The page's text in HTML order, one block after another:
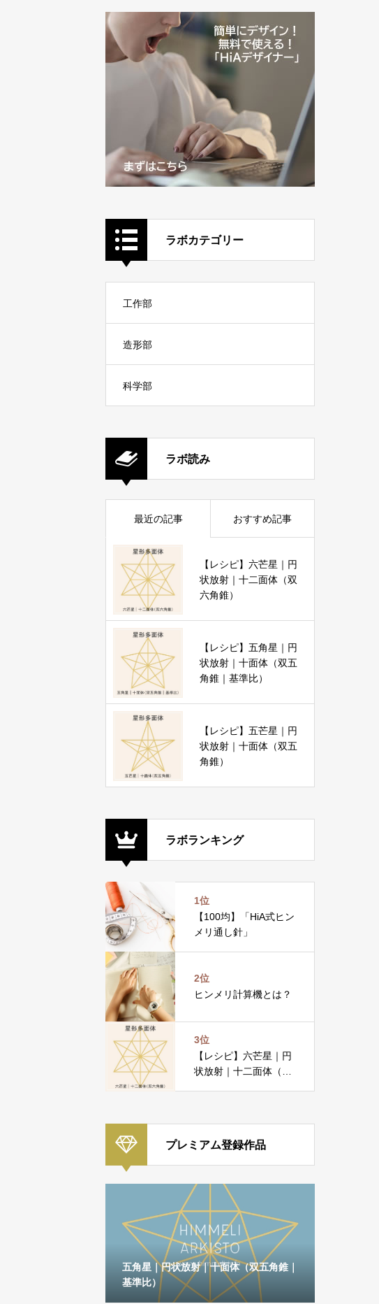
ラボカテゴリー
工作部
造形部
科学部
ラボ読み
最近の記事 おすすめ記事
【レシピ】六芒星｜円
状放射｜十二面体（双
六角錐）
【レシピ】五角星｜円
状放射｜十面体（双五
角錐｜基準比）
【レシピ】五芒星｜円
状放射｜十面体（双五
角錐）
ラボランキング
1位
【100均】「HiA式ヒン
メリ通し針」
2位
ヒンメリ計算機とは？
3位
【レシピ】六芒星｜円
状放射｜十二面体（双
プレミアム登録作品
五角星｜円状放射｜十面体（双五角錐｜
基準比）